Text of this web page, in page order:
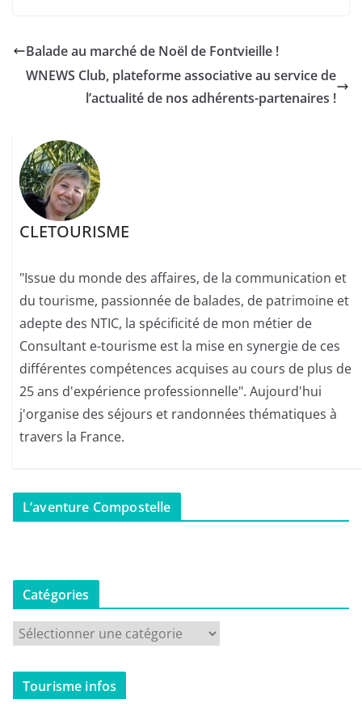
Balade au marché de Noël de Fontvieille !
WNEWS Club, plateforme associative au service de
l’actualité de nos adhérents-partenaires !
CLETOURISME
"Issue du monde des affaires, de la communication et
du tourisme, passionnée de balades, de patrimoine et
adepte des NTIC, la spécificité de mon métier de
Consultant e-tourisme est la mise en synergie de ces
différentes compétences acquises au cours de plus de
25 ans d'expérience professionnelle". Aujourd'hui
j'organise des séjours et randonnées thématiques à
travers la France.
L’aventure Compostelle
Catégories
a
t
Tourisme infos